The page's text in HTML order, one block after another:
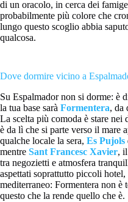
di un oracolo, in cerca dei
probabilmente più colore che
lungo questo scoglio abbia
qualcosa.
Dove dormire vicino a
Su Espalmador non si dorme: è
la tua base sarà Formentera, da
La scelta più comoda è stare nei
è da lì che si parte verso il mare
qualche locale la sera, Es Pujols
mentre Sant Francesc Xavier,
tra negozietti e atmosfera
aspettati soprattutto piccoli
mediterraneo: Formentera non è
questo che la rende quello che è.